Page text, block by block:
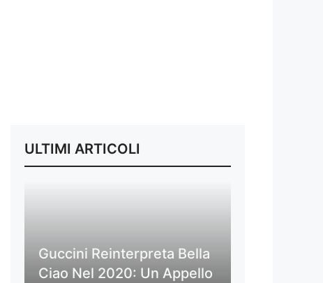
ULTIMI ARTICOLI
Guccini Reinterpreta Bella
Ciao Nel 2020: Un Appello